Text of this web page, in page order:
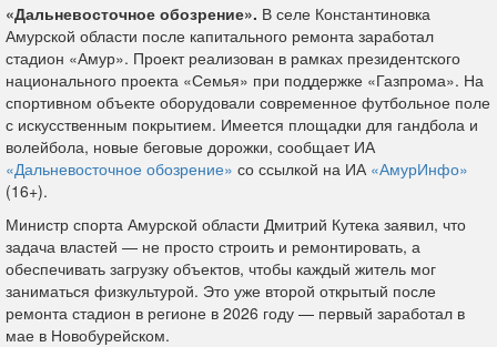
«Дальневосточное обозрение». В селе Константиновка
Амурской области после капитального ремонта заработал
стадион «Амур». Проект реализован в рамках президентского
национального проекта «Семья» при поддержке «Газпрома». На
спортивном объекте оборудовали современное футбольное поле
с искусственным покрытием. Имеется площадки для гандбола и
волейбола, новые беговые дорожки, сообщает ИА
«Дальневосточное обозрение» со ссылкой на ИА «АмурИнфо»
(16+).
Министр спорта Амурской области Дмитрий Кутека заявил, что
задача властей — не просто строить и ремонтировать, а
обеспечивать загрузку объектов, чтобы каждый житель мог
заниматься физкультурой. Это уже второй открытый после
ремонта стадион в регионе в 2026 году — первый заработал в
мае в Новобурейском.